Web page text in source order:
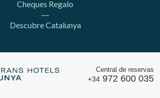
Cheques Regalo
Descubre Catalunya
Central de reservas
+34 972 600 035